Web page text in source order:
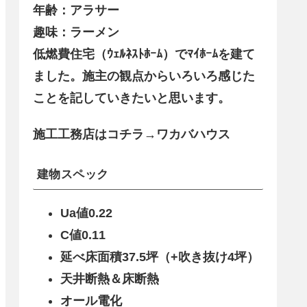
年齢：アラサー
趣味：ラーメン
低燃費住宅（ｳｪﾙﾈｽﾄﾎｰﾑ）でﾏｲﾎｰﾑを建て
ました。施主の観点からいろいろ感じた
ことを記していきたいと思います。
施工工務店はコチラ→ワカバハウス
建物スペック
Ua値0.22
C値0.11
延べ床面積37.5坪（+吹き抜け4坪）
天井断熱＆床断熱
オール電化